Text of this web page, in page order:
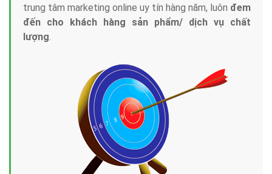
trung tâm marketing online uy tín hàng năm, luôn đem
đến cho khách hàng sản phẩm/ dịch vụ chất
lượng.